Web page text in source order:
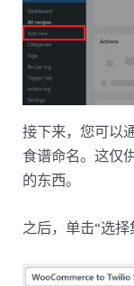
接下来，您可以
食谱命名。这仅
的东西。
之后，单击“选择